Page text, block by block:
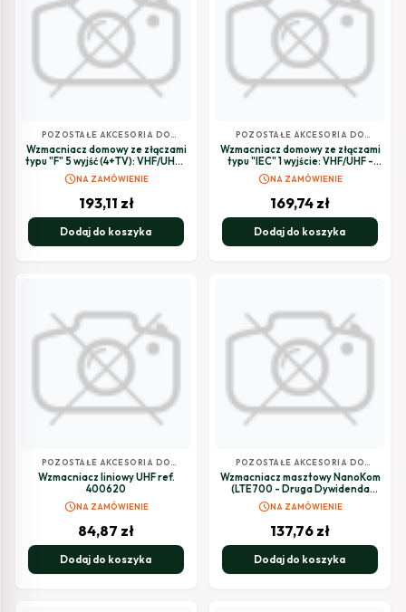
POZOSTAŁE AKCESORIA DO
TELEWIZJI SATELITARNEJ
Wzmacniacz domowy ze złączami
typu "F" 5 wyjść (4+TV): VHF/UHF -
LTE700 Ready
scheduleNA ZAMÓWIENIE
193,11 zł
Dodaj do koszyka
POZOSTAŁE AKCESORIA DO
TELEWIZJI SATELITARNEJ
Wzmacniacz domowy ze złączami
typu "IEC" 1 wyjście: VHF/UHF -
LTE790 Ready
scheduleNA ZAMÓWIENIE
169,74 zł
Dodaj do koszyka
POZOSTAŁE AKCESORIA DO
TELEWIZJI SATELITARNEJ
Wzmacniacz liniowy UHF ref.
400620
scheduleNA ZAMÓWIENIE
84,87 zł
Dodaj do koszyka
POZOSTAŁE AKCESORIA DO
TELEWIZJI SATELITARNEJ
Wzmacniacz masztowy NanoKom
(LTE700 - Druga Dywidenda
Cyfrowa) 3 wejścia: BIII-UHF-
FMmix
scheduleNA ZAMÓWIENIE
137,76 zł
Dodaj do koszyka